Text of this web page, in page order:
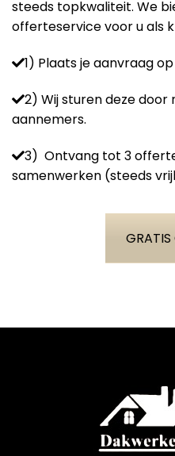
steeds topkwaliteit. We
offerteservice voor u als
1) Plaats je aanvraag
2) Wij sturen deze
aannemers.
3) Ontvang tot 3
samenwerken (steeds
GRATIS